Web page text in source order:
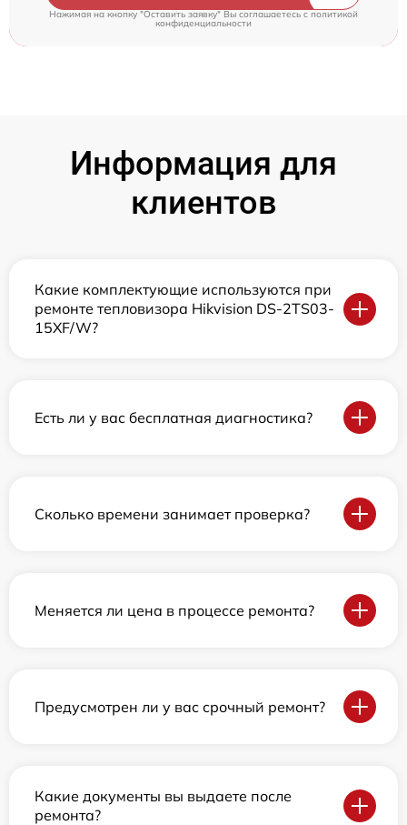
Нажимая на кнопку "Оставить заявку" Вы соглашаетесь cполитикой
конфиденциальности
Информация для
клиентов
Какие комплектующие используются при
ремонте тепловизора Hikvision DS-2TS03-
15XF/W?
Есть ли у вас бесплатная диагностика?
Сколько времени занимает проверка?
Меняется ли цена в процессе ремонта?
Предусмотрен ли у вас срочный ремонт?
Какие документы вы выдаете после
ремонта?